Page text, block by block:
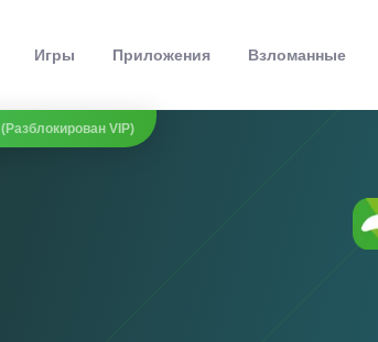
Игры Приложения Взломанные
VIP)